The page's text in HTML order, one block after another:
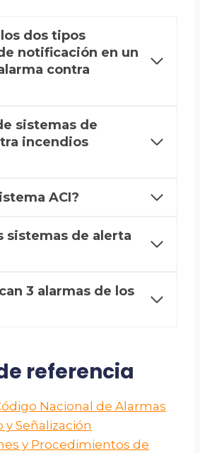
los dos tipos
notificación en un
contra
sistemas de
incendios
ACI?
sistemas de alerta
3 alarmas de los
referencia
Nacional de Alarmas
Señalización
y Procedimientos de